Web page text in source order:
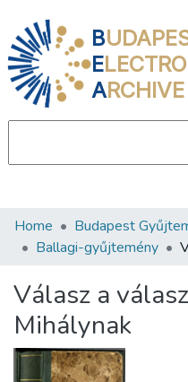
B
E
ARCHIVE
Communities &
Statistics
About us
Home Budapest
Ballagi-gyűjtemény
Válasz a
Mihálynak